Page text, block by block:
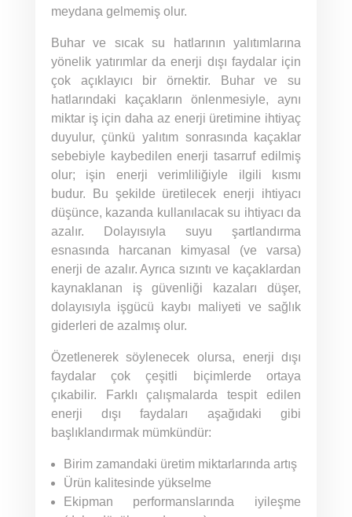
meydana gelmemiş olur.
Buhar ve sıcak su hatlarının yalıtımlarına
yönelik yatırımlar da enerji dışı faydalar için
çok açıklayıcı bir örnektir. Buhar ve su
hatlarındaki kaçakların önlenmesiyle, aynı
miktar iş için daha az enerji üretimine ihtiyaç
duyulur, çünkü yalıtım sonrasında kaçaklar
sebebiyle kaybedilen enerji tasarruf edilmiş
olur; işin enerji verimliliğiyle ilgili kısmı
budur. Bu şekilde üretilecek enerji ihtiyacı
düşünce, kazanda kullanılacak su ihtiyacı da
azalır. Dolayısıyla suyu şartlandırma
esnasında harcanan kimyasal (ve varsa)
enerji de azalır. Ayrıca sızıntı ve kaçaklardan
kaynaklanan iş güvenliği kazaları düşer,
dolayısıyla işgücü kaybı maliyeti ve sağlık
giderleri de azalmış olur.
Özetlenerek söylenecek olursa, enerji dışı
faydalar çok çeşitli biçimlerde ortaya
çıkabilir. Farklı çalışmalarda tespit edilen
enerji dışı faydaları aşağıdaki gibi
başlıklandırmak mümkündür:
Birim zamandaki üretim miktarlarında artış
Ürün kalitesinde yükselme
Ekipman performanslarında iyileşme